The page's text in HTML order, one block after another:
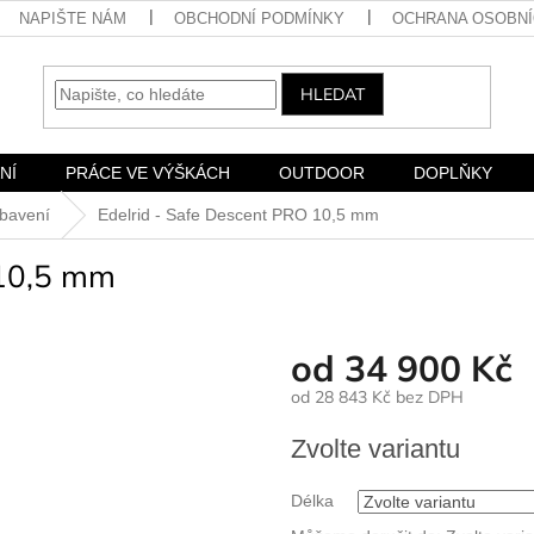
NAPIŠTE NÁM OBCHODNÍ PODMÍNKY OCHRANA
HLEDAT
PRÁCE VE VÝŠKÁCH OUTDOOR DOPLŇKY
Edelrid - Safe Descent PRO 10,5 mm
mm
od 34 900 Kč
od 28 843 Kč bez DPH
cena:
Zvolte variantu
Délka